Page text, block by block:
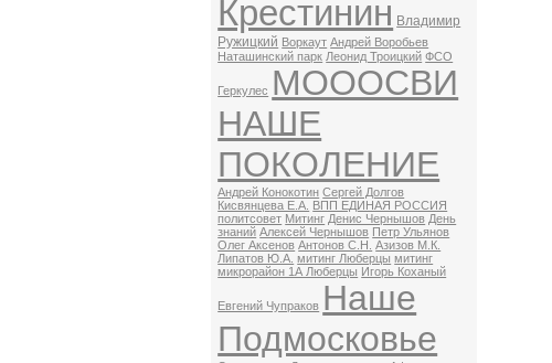
Крестинин Владимир
Ружицкий Воркаут Андрей Воробьев
Наташинский парк Леонид Троицкий ФСО
Геркулес МОООСВИ
НАШЕ
ПОКОЛЕНИЕ
Андрей Конокотин Сергей Долгов
Кисвянцева Е.А. ВПП ЕДИНАЯ РОССИЯ
политсовет Митинг Денис Чернышов День
знаний Алексей Чернышов Петр Ульянов
Олег Аксенов Антонов С.Н.
Азизов М.К.
Липатов Ю.А. митинг Люберцы митинг
микрорайон 1А Люберцы Игорь Коханый
Евгений Чупраков Наше
Подмосковье